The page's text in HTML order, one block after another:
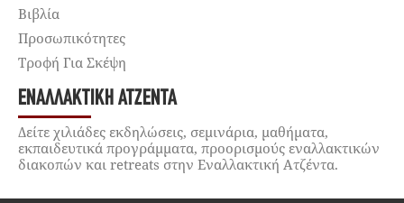
Βιβλία
Προσωπικότητες
Τροφή Για Σκέψη
ΕΝΑΛΛΑΚΤΙΚΉ ΑΤΖΈΝΤΑ
Δείτε χιλιάδες εκδηλώσεις, σεμινάρια, μαθήματα,
εκπαιδευτικά προγράμματα, προορισμούς εναλλακτικών
διακοπών και retreats στην Εναλλακτική Ατζέντα.